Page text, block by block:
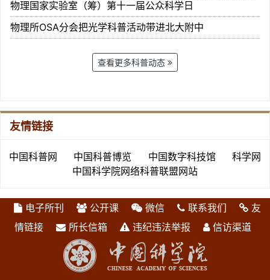
物理国家实验室（筹）第十一届公众科学日
物理所OSA分会把光学科普活动带进北大附中
查看更多科普动态
友情链接
中国科普网 中国科普博览 中国数字科技馆
科学网
中国科学院网络科普联盟网站
电子所刊 公开课 微信 联系我们
友
情链接
所长信箱 违纪违法举报 信访渠道